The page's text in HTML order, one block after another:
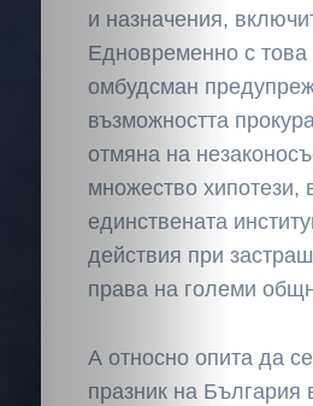
и назначения,
Едновременно с
омбудсман
възможността
отмяна на
множество хипотези,
единствената
действия при
права на големи
А относно опита да
празник на България